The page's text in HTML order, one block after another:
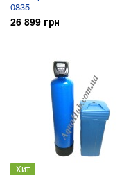
0835
26 899 грн
Хит